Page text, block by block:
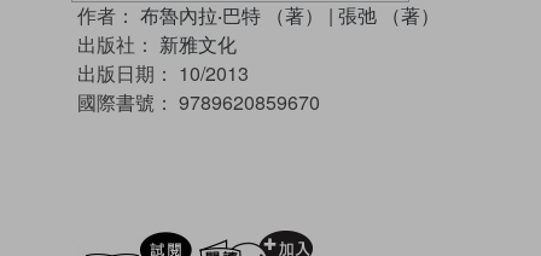
作者： 布魯內拉‧巴特 （著） | 張弛 （著）
出版社： 新雅文化
出版日期： 10/2013
國際書號： 9789620859670
試閲